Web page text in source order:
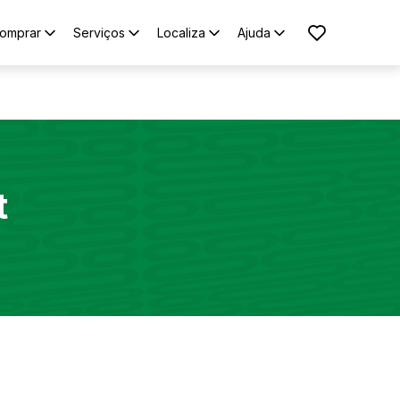
Serviços Localiza Ajuda